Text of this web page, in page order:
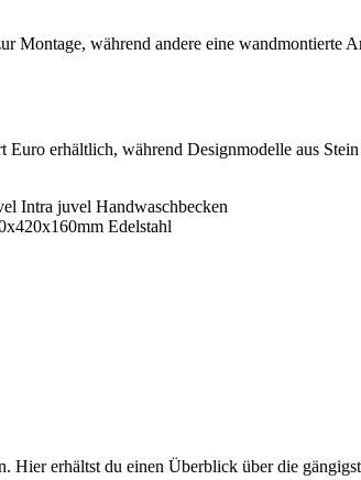
Montage, während andere eine wandmontierte
erhältlich, während Designmodelle aus
Intra juvel Handwaschbecken
Edelstahl
Hier erhältst du einen Überblick über die